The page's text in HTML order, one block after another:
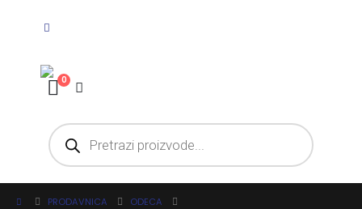
0
PRODAVNICA
ODECA